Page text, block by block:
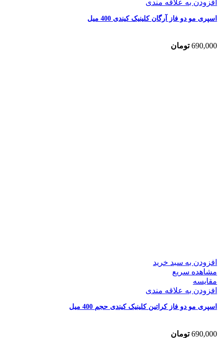
افزودن به علاقه مندی
اسپری مو دو فاز آرگان کلینیک کیندی 400 میل
690,000 تومان
افزودن به سبد خرید
مشاهده سریع
مقایسه
افزودن به علاقه مندی
اسپری مو دو فاز کراتین کلینیک کیندی حجم 400 میل
690,000 تومان